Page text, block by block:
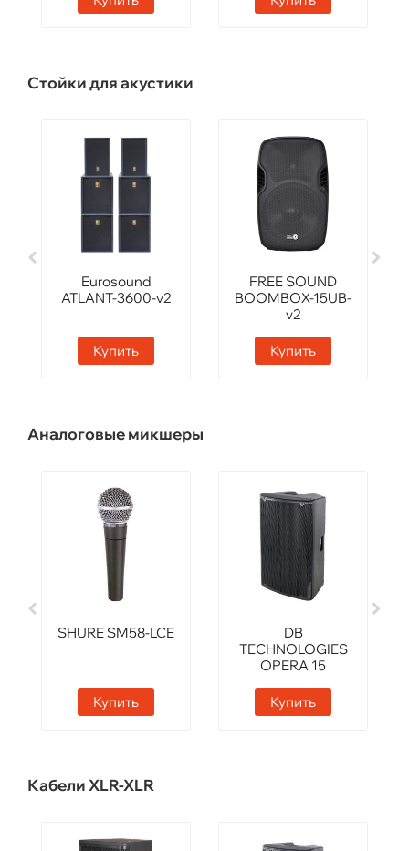
Стойки для акустики
Eurosound
ATLANT-3600-v2
Купить
FREE SOUND
BOOMBOX-15UB-
v2
Купить
Аналоговые микшеры
SHURE SM58-LCE
Купить
DB
TECHNOLOGIES
OPERA 15
Купить
Кабели XLR-XLR